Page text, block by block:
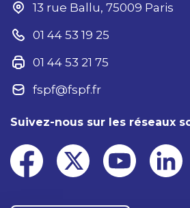
13 rue Ballu, 75009 Paris
01 44 53 19 25
01 44 53 21 75
fspf@fspf.fr
Suivez-nous sur les réseaux